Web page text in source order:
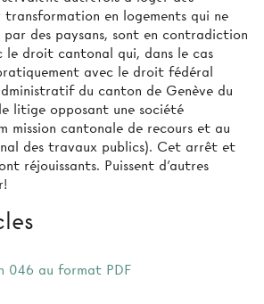
en logements qui ne
par des paysans, sont en contradiction
droit cantonal qui, dans le cas
avec le droit fédéral
du canton de Genève du
litige opposant une société
mission cantonale de recours et au
des travaux publics). Cet arrêt et
réjouissants. Puissent d'autres
046 au format PDF